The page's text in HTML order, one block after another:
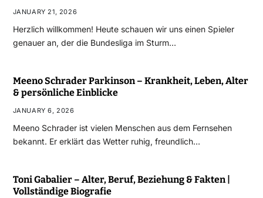
JANUARY 21, 2026
Herzlich willkommen! Heute schauen wir uns einen Spieler
genauer an, der die Bundesliga im Sturm…
Meeno Schrader Parkinson – Krankheit, Leben, Alter
& persönliche Einblicke
JANUARY 6, 2026
Meeno Schrader ist vielen Menschen aus dem Fernsehen
bekannt. Er erklärt das Wetter ruhig, freundlich…
Toni Gabalier – Alter, Beruf, Beziehung & Fakten |
Vollständige Biografie